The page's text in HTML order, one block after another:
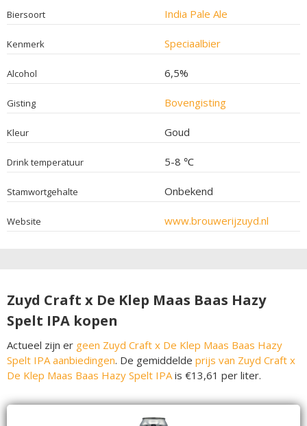
Biersoort India Pale Ale
Kenmerk Speciaalbier
Alcohol 6,5%
Gisting Bovengisting
Kleur Goud
Drink temperatuur 5-8 ℃
Stamwortgehalte Onbekend
Website www.brouwerijzuyd.nl
Zuyd Craft x De Klep Maas Baas Hazy
Spelt IPA kopen
Actueel zijn er geen Zuyd Craft x De Klep Maas Baas Hazy
Spelt IPA aanbiedingen. De gemiddelde prijs van Zuyd Craft x
De Klep Maas Baas Hazy Spelt IPA is €13,61 per liter.